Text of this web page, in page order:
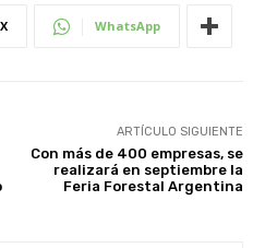
X WhatsApp
ARTÍCULO SIGUIENTE
Con más de 400 empresas, se
realizará en septiembre la
Feria Forestal Argentina